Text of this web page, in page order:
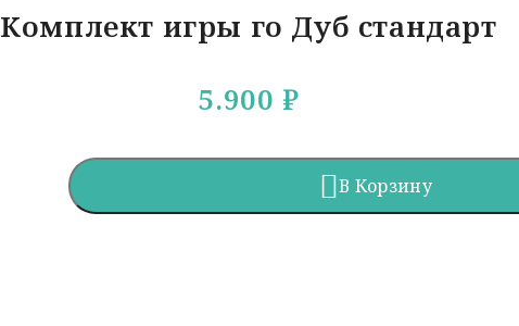
Комплект игры го Дуб стандарт
5.900 ₽
В Корзину